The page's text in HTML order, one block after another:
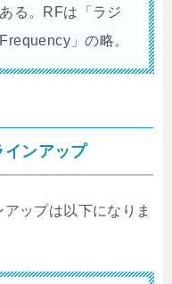
る。RFは「ラジ
」の略。
ンアップ
ップは以下になりま